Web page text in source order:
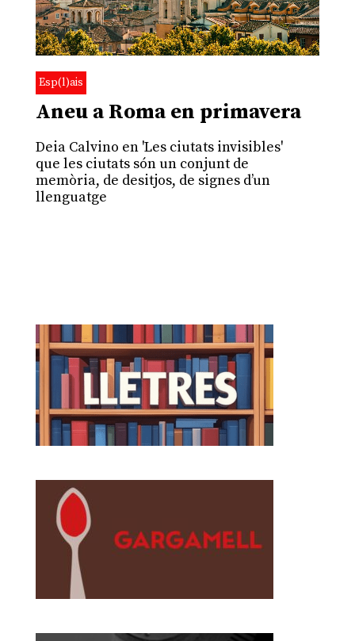
Esp(l)ais
Aneu a Roma en primavera
Deia Calvino en 'Les ciutats invisibles'
que les ciutats són un conjunt de
memòria, de desitjos, de signes d’un
llenguatge